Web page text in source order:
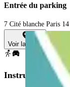
Entrée du parking
7 Cité blanche Paris 14
Voir la carte
Instructions